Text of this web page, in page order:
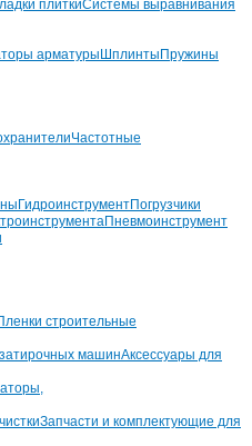
плиткиСистемы выравнивания
арматуры Шплинты Пружины
Частотные
ГидроинструментПогрузчики
Пневмоинструмент
строительные
машинАксессуары для
Запчасти и комплектующие для